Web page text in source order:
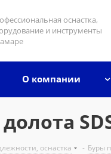
оснастка,
и инструменты
О компании
оснастка - Буры